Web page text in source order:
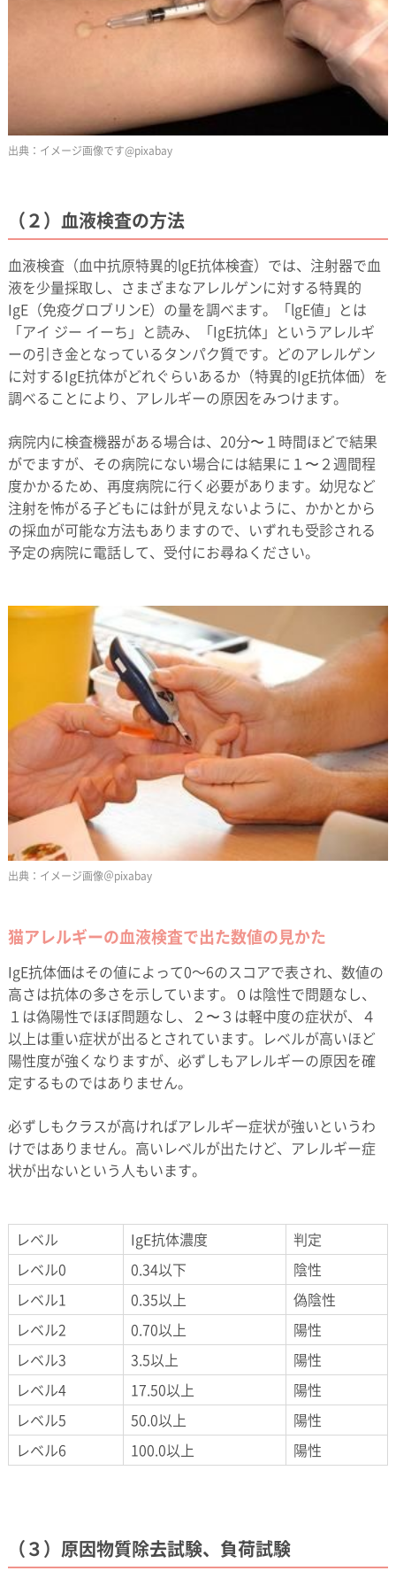
イメージ画像です@pixabay
（２）血液検査の方法
血液検査（血中抗原特異的lgE抗体検査）では、注射器で血
液を少量採取し、さまざまなアレルゲンに対する特異的
IgE（免疫グロブリンE）の量を調べます。「lgE値」とは
「アイ ジー イーち」と読み、「IgE抗体」というアレルギ
ーの引き金となっているタンパク質です。どのアレルゲン
に対するIgE抗体がどれぐらいあるか（特異的IgE抗体価）を
調べることにより、アレルギーの原因をみつけます。
病院内に検査機器がある場合は、20分〜１時間ほどで結果
がでますが、その病院にない場合には結果に１〜２週間程
度かかるため、再度病院に行く必要があります。幼児など
注射を怖がる子どもには針が見えないように、かかとから
の採血が可能な方法もありますので、いずれも受診される
予定の病院に電話して、受付にお尋ねください。
イメージ画像＠pixabay
猫アレルギーの血液検査で出た数値の見かた
IgE抗体価はその値によって0～6のスコアで表され、数値の
高さは抗体の多さを示しています。０は陰性で問題なし、
１は偽陽性でほぼ問題なし、２〜３は軽中度の症状が、４
以上は重い症状が出るとされています。レベルが高いほど
陽性度が強くなりますが、必ずしもアレルギーの原因を確
定するものではありません。
必ずしもクラスが高ければアレルギー症状が強いというわ
けではありません。高いレベルが出たけど、アレルギー症
状が出ないという人もいます。
レベル IgE抗体濃度
判定
レベル0
0.34以下
陰性
レベル1
0.35以上
偽陰性
レベル2
0.70以上
陽性
レベル3
3.5以上
陽性
レベル4
17.50以上
陽性
レベル5
50.0以上
陽性
レベル6
100.0以上 陽性
（３）原因物質除去試験、負荷試験